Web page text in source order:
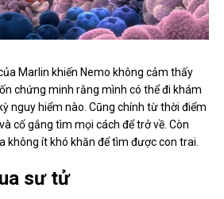
Marlin khiến Nemo không cảm thấy
chứng minh rằng mình có thể đi khám
nguy hiểm nào. Cũng chính từ thời điểm
cố gắng tìm mọi cách để trở về. Còn
không ít khó khăn để tìm được con trai.
sư tử